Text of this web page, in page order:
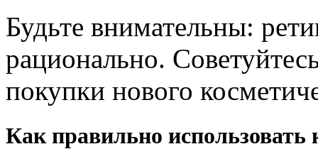
Будьте внимательны:
рационально.
покупки нового
Как правильно использовать